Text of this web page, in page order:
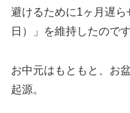
避けるために1ヶ月遅
日）」を維持したのです
お中元はもともと、お
起源。